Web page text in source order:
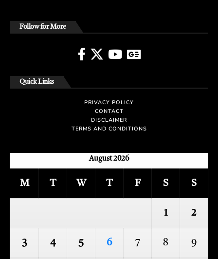
Follow for More
Quick Links
PRIVACY POLICY
CONTACT
DISCLAIMER
TERMS AND CONDITIONS
August 2026
M T W T F S S
1 2
3 4 5 6 7 8 9